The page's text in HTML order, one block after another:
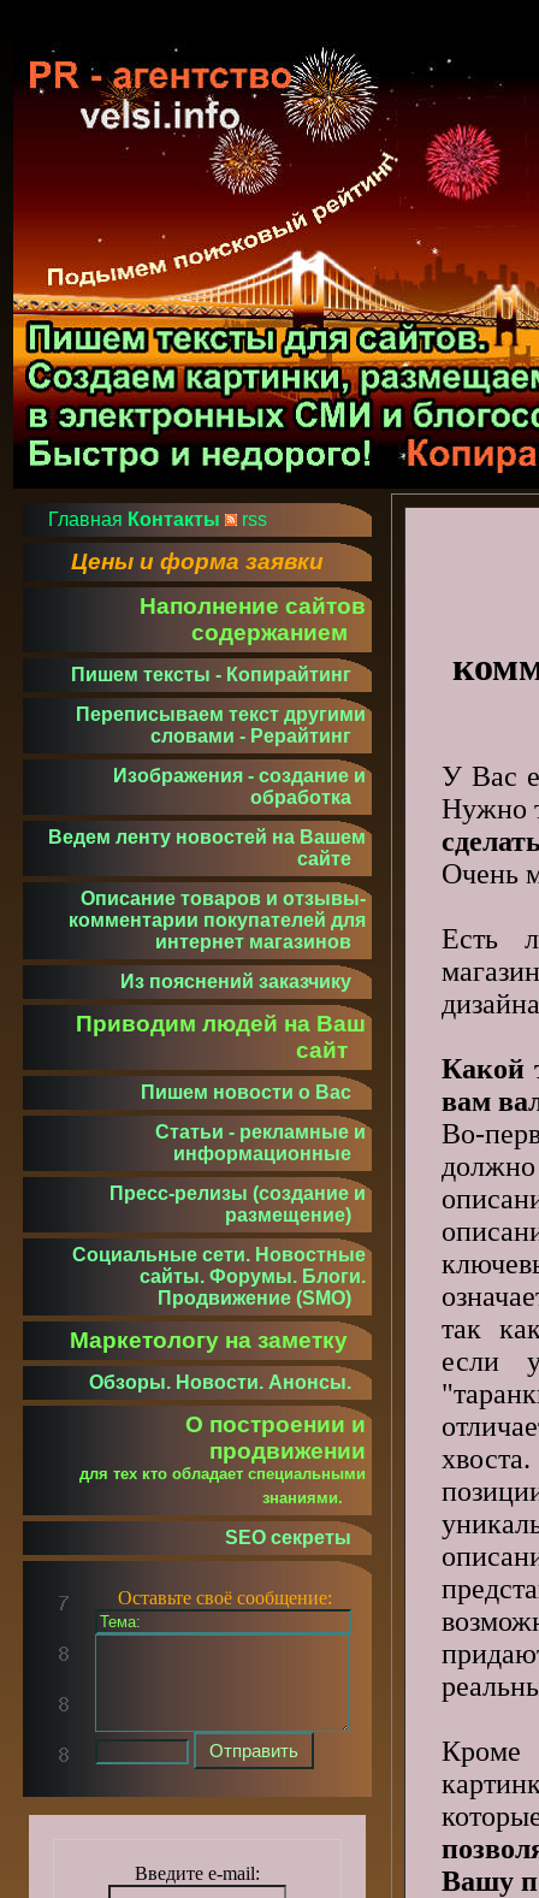
У Вас
Нужно
Очень
Есть
Какой
вам
Во-
так
если
Вашу
Главная Контакты rss
Цены и форма заявки
Наполнение сайтов
содержанием
Пишем тексты - Копирайтинг
Переписываем текст другими
словами - Рерайтинг
Изображения - создание и
обработка
Ведем ленту новостей на Вашем
сайте
Описание товаров и отзывы-
комментарии покупателей для
интернет магазинов
Из пояснений заказчику
Приводим людей на Ваш
сайт
Пишем новости о Вас
Статьи - рекламные и
информационные
Пресс-релизы (создание и
размещение)
Социальные сети. Новостные
сайты. Форумы. Блоги.
Продвижение (SMO)
Маркетологу на заметку
Обзоры. Новости. Анонсы.
О построении и
продвижении
для тех кто обладает специальными
знаниями.
SEO секреты
Оставьте своё сообщение:
Введите e-mail: